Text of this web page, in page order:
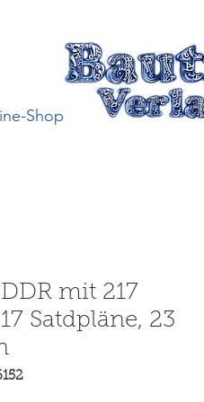
Shop
mit 217
Satdpläne, 23